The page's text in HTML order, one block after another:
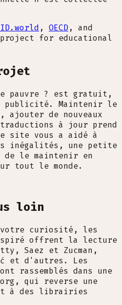
, OECD , and
project for educational
pauvre ? est gratuit,
publicité. Maintenir le
ajouter de nouveaux
à jour prend
site vous a aidé à
inégalités, une petite
de le maintenir en
tout le monde.
loin
curiosité, les
offrent la lecture
Saez et Zucman,
et d'autres. Les
rassemblés dans une
qui reverse une
à des librairies